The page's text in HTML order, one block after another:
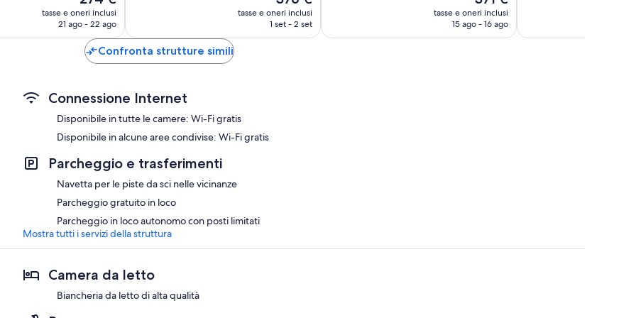
prezzo
attuale
274 €
tasse e oneri inclusi
21 ago - 22 ago
prezzo
attuale
tasse e oneri inclusi
1 set - 2 set
prezzo
attuale
tasse e oneri inclusi
15 ago - 16 ago
Confronta strutture simili
Connessione Internet
Disponibile in tutte le camere: Wi-Fi gratis
Disponibile in alcune aree condivise: Wi-Fi gratis
Parcheggio e trasferimenti
Navetta per le piste da sci nelle vicinanze
Parcheggio gratuito in loco
Parcheggio in loco autonomo con posti limitati
Mostra tutti i servizi della struttura
Camera da letto
Biancheria da letto di alta qualità